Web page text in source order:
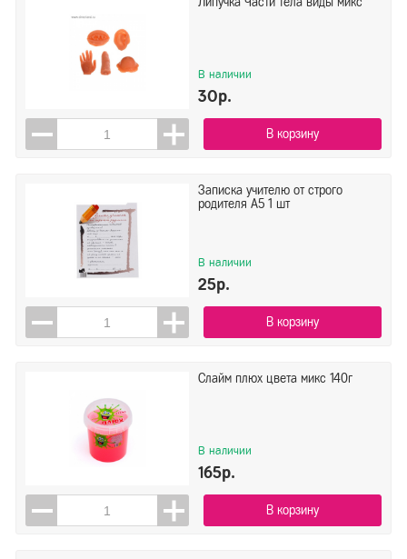
В наличии
30р.
В корзину
Записка учителю от строго
родителя А5 1 шт
В наличии
25р.
В корзину
Слайм плюх цвета микс 140г
В наличии
165р.
В корзину